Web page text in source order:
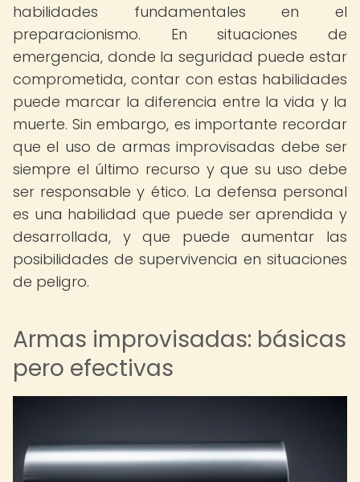
habilidades fundamentales en el
preparacionismo. En situaciones de
emergencia, donde la seguridad puede estar
comprometida, contar con estas habilidades
puede marcar la diferencia entre la vida y la
muerte. Sin embargo, es importante recordar
que el uso de armas improvisadas debe ser
siempre el último recurso y que su uso debe
ser responsable y ético. La defensa personal
es una habilidad que puede ser aprendida y
desarrollada, y que puede aumentar las
posibilidades de supervivencia en situaciones
de peligro.
Armas improvisadas: básicas
pero efectivas